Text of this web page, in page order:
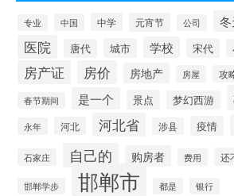
专业 中国 中学 元宵节 公司
医院 唐代 城市 学校 宋代
房产证 房价 房地产 房屋 攻
春节期间 是一个 景点 梦幻西游
永年 河北 河北省 涉县 疫情
石家庄 自己的 购房者 费用 还
邯郸学步 邯郸市 都是 银行